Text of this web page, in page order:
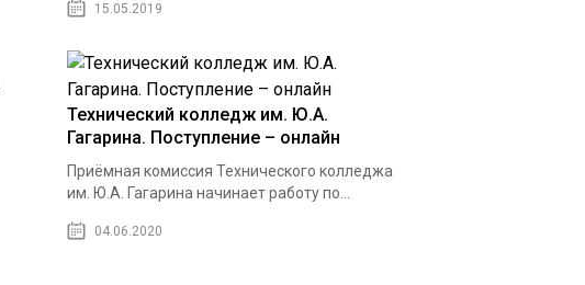
15.05.2019
Технический колледж им. Ю.А.
Гагарина. Поступление – онлайн
Приёмная комиссия Технического колледжа
им. Ю.А. Гагарина начинает работу по...
04.06.2020